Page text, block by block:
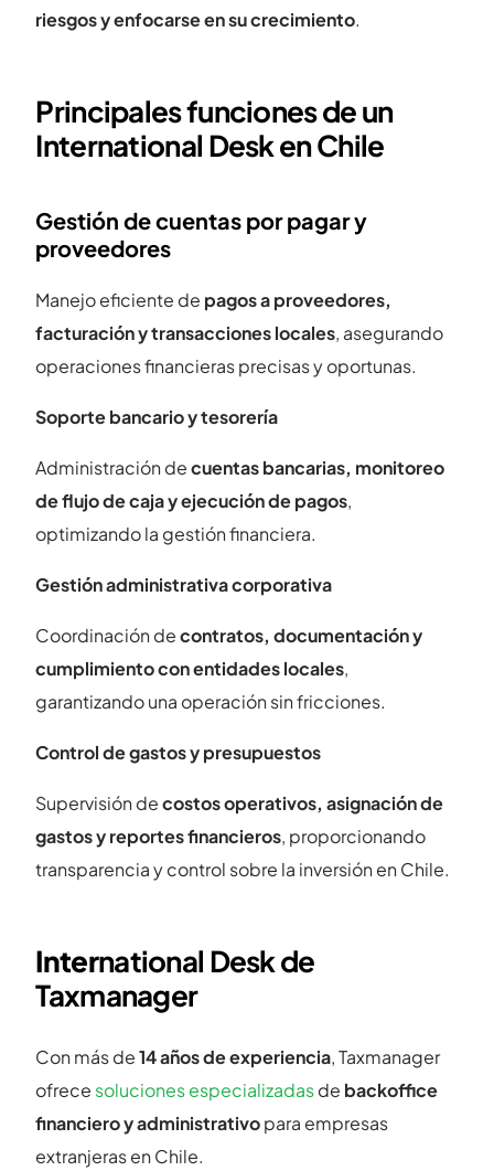
riesgos y enfocarse en su crecimiento.
Principales funciones de un
International Desk en Chile
Gestión de cuentas por pagar y
proveedores
Manejo eficiente de pagos a proveedores,
facturación y transacciones locales, asegurando
operaciones financieras precisas y oportunas.
Soporte bancario y tesorería
Administración decuentas bancarias, monitoreo
de flujo de caja y ejecución de pagos,
optimizando la gestión financiera.
Gestión administrativa corporativa
Coordinación decontratos, documentación y
cumplimiento con entidades locales,
garantizando una operación sin fricciones.
Control de gastos y presupuestos
Supervisión decostos operativos, asignación de
gastos y reportes financieros, proporcionando
transparencia y control sobre la inversión en Chile.
International Desk de
Taxmanager
Con más de14 años de experiencia, Taxmanager
ofrece soluciones especializadasde backoffice
financiero y administrativopara empresas
extranjeras en Chile.